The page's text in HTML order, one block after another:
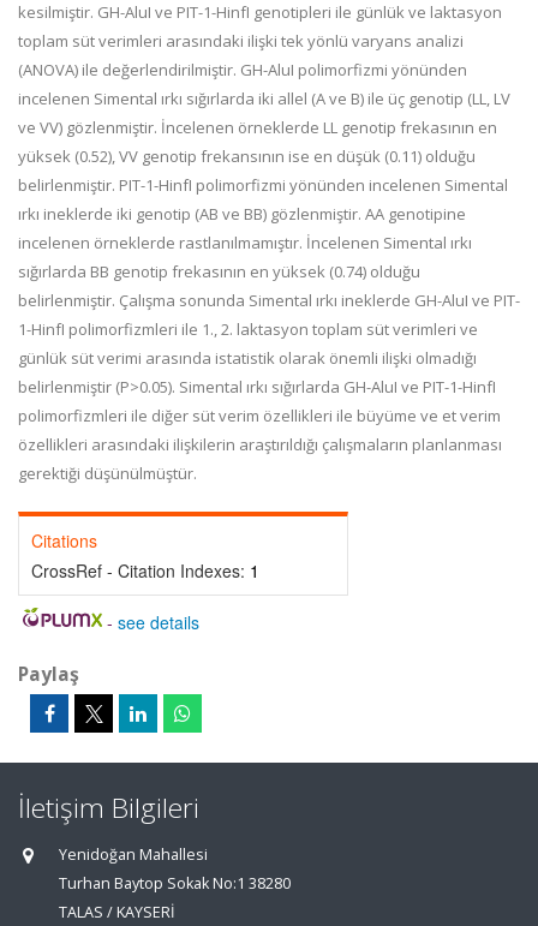
kesilmiştir. GH-AluI ve PIT-1-HinfI genotipleri ile günlük ve laktasyon
toplam süt verimleri arasındaki ilişki tek yönlü varyans analizi
(ANOVA) ile değerlendirilmiştir. GH-AluI polimorfizmi yönünden
incelenen Simental ırkı sığırlarda iki allel (A ve B) ile üç genotip (LL, LV
ve VV) gözlenmiştir. İncelenen örneklerde LL genotip frekasının en
yüksek (0.52), VV genotip frekansının ise en düşük (0.11) olduğu
belirlenmiştir. PIT-1-HinfI polimorfizmi yönünden incelenen Simental
ırkı ineklerde iki genotip (AB ve BB) gözlenmiştir. AA genotipine
incelenen örneklerde rastlanılmamıştır. İncelenen Simental ırkı
sığırlarda BB genotip frekasının en yüksek (0.74) olduğu
belirlenmiştir. Çalışma sonunda Simental ırkı ineklerde GH-AluI ve PIT-
1-HinfI polimorfizmleri ile 1., 2. laktasyon toplam süt verimleri ve
günlük süt verimi arasında istatistik olarak önemli ilişki olmadığı
belirlenmiştir (P>0.05). Simental ırkı sığırlarda GH-AluI ve PIT-1-HinfI
polimorfizmleri ile diğer süt verim özellikleri ile büyüme ve et verim
özellikleri arasındaki ilişkilerin araştırıldığı çalışmaların planlanması
gerektiği düşünülmüştür.
Citations
CrossRef - Citation Indexes: 1
- see details
Paylaş
İletişim Bilgileri
Yenidoğan Mahallesi
Turhan Baytop Sokak No:1 38280
TALAS / KAYSERİ